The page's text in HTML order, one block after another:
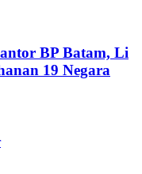
BP Batam, Li
19 Negara